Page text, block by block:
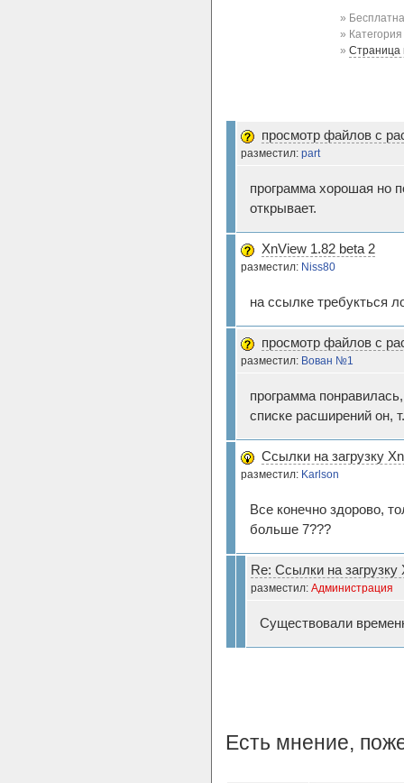
»
» Категория
» Страница
просмотр файлов с
разместил: part
программа хорошая но
открывает.
XnView 1.82 beta 2
разместил: Niss80
на ссылке требукться
просмотр файлов с
разместил: Вован №1
программа
списке расширений он,
Ссылки на загрузку
разместил: Karlson
Все конечно здорово,
больше 7???
Re: Ссылки на загрузку
разместил: Администрация
Существовали
Есть мнение,